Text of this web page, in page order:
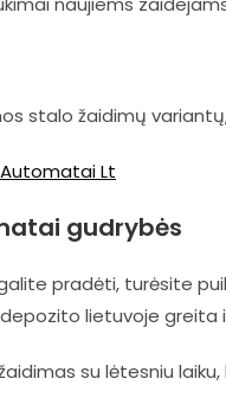
stalo žaidimų
Lt
gudrybės
pradėti, turėsite
lietuvoje greita
su lėtesniu